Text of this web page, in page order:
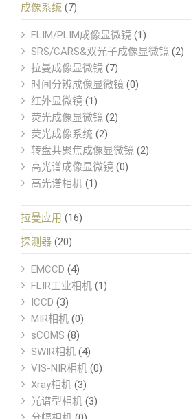
成像系统 (7)
FLIM/PLIM成像显微镜 (1)
SRS/CARS&双光子成像显微镜 (2)
拉曼成像显微镜 (7)
时间分辨成像显微镜 (0)
红外显微镜 (1)
荧光成像显微镜 (2)
荧光成像系统 (2)
转盘共聚焦成像显微镜 (2)
高光谱成像显微镜 (0)
高光谱相机 (1)
拉曼应用 (16)
探测器 (20)
EMCCD (4)
FLIR工业相机 (1)
ICCD (3)
MIR相机 (0)
sCOMS (8)
SWIR相机 (4)
VIS-NIR相机 (0)
Xray相机 (3)
光谱型相机 (3)